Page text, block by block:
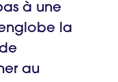
à une
la
au